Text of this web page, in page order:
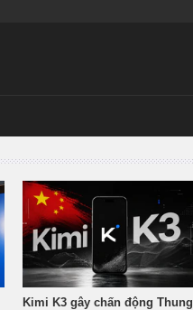
Kimi K3 gây chấn động Thung